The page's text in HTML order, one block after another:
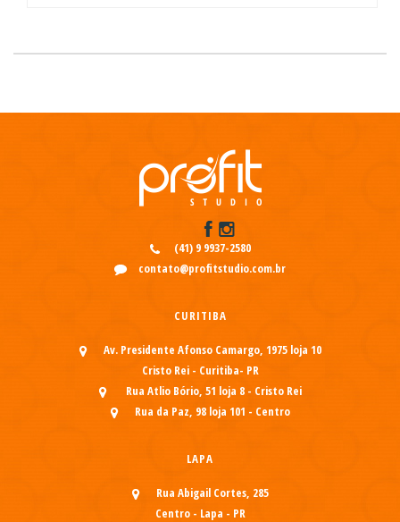
(41) 9 9937-2580
contato@profitstudio.com.br
CURITIBA
Av. Presidente Afonso Camargo, 1975 loja 10
Cristo Rei - Curitiba- PR
Rua Atlio Bório, 51 loja 8 - Cristo Rei
Rua da Paz, 98 loja 101 - Centro
LAPA
Rua Abigail Cortes, 285
Centro - Lapa - PR